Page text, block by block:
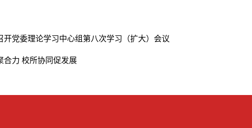
开党委理论学习中心组第八次学习（扩大）会议
合力 校所协同促发展